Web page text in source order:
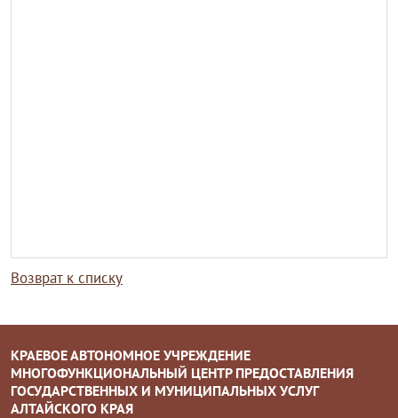
Возврат к списку
КРАЕВОЕ АВТОНОМНОЕ УЧРЕЖДЕНИЕ
МНОГОФУНКЦИОНАЛЬНЫЙ ЦЕНТР ПРЕДОСТАВЛЕНИЯ
ГОСУДАРСТВЕННЫХ И МУНИЦИПАЛЬНЫХ УСЛУГ
АЛТАЙСКОГО КРАЯ